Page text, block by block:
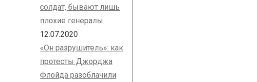
солдат, бывают лишь
плохие генералы.
12.07.2020
«Он разрушитель»: как
протесты Джорджа
Флойда разоблачили